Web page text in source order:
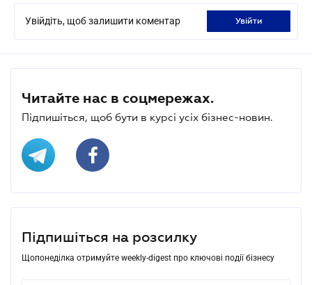
Увійдіть, щоб залишити коментар увійти
Читайте нас в соцмережах.
Підпишіться, щоб бути в курсі усіх бізнес-новин.
Підпишіться на розсилку
Щопонеділка отримуйте weekly-digest про ключові події бізнесу